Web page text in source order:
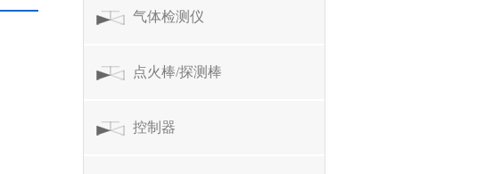
气体检测仪
点火棒/探测棒
控制器